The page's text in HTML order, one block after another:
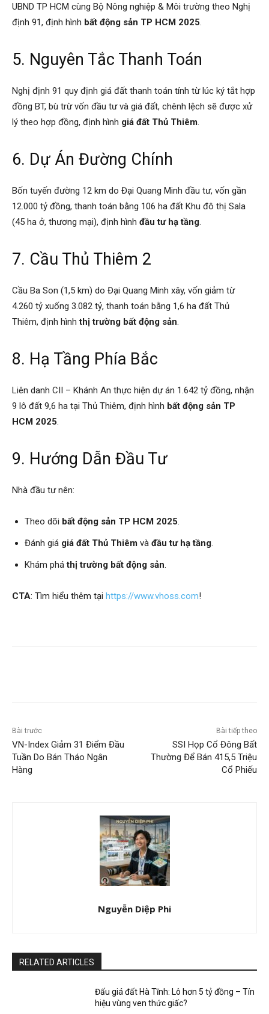
UBND TP HCM cùng Bộ Nông nghiệp & Môi trường theo Nghị
định 91, định hình bất động sản TP HCM 2025.
5. Nguyên Tắc Thanh Toán
Nghị định 91 quy định giá đất thanh toán tính từ lúc ký tắt hợp
đồng BT, bù trừ vốn đầu tư và giá đất, chênh lệch sẽ được xử
lý theo hợp đồng, định hình giá đất Thủ Thiêm.
6. Dự Án Đường Chính
Bốn tuyến đường 12 km do Đại Quang Minh đầu tư, vốn gần
12.000 tỷ đồng, thanh toán bằng 106 ha đất Khu đô thị Sala
(45 ha ở, thương mại), định hình đầu tư hạ tầng.
7. Cầu Thủ Thiêm 2
Cầu Ba Son (1,5 km) do Đại Quang Minh xây, vốn giảm từ
4.260 tỷ xuống 3.082 tỷ, thanh toán bằng 1,6 ha đất Thủ
Thiêm, định hìnhthị trường bất động sản.
8. Hạ Tầng Phía Bắc
Liên danh CII – Khánh An thực hiện dự án 1.642 tỷ đồng, nhận
9 lô đất 9,6 ha tại Thủ Thiêm, định hình bất động sản TP
HCM 2025.
9. Hướng Dẫn Đầu Tư
Nhà đầu tư nên:
Theo dõi bất động sản TP HCM 2025.
Đánh giá giá đất Thủ Thiêm và đầu tư hạ tầng.
Khám pháthị trường bất động sản.
CTA: Tìm hiểu thêm tại https://www.vhoss.com!
Bài trước
VN-Index Giảm 31 Điểm Đầu
Tuần Do Bán Tháo Ngân
Hàng
Bài tiếp theo
SSI Họp Cổ Đông Bất
Thường Để Bán 415,5 Triệu
Cổ Phiếu
Nguyễn Diệp Phi
RELATED ARTICLES
Đấu giá đất Hà Tĩnh: Lô hơn 5 tỷ đồng – Tín
hiệu vùng ven thức giấc?